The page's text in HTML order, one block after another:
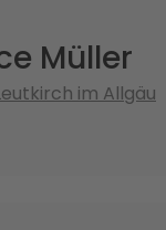
Müller
im Allgäu